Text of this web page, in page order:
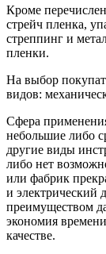
Кроме
стрейч пленка,
стреппинг и
пленки.
На выбор
видов:
Сфера
небольшие либо
другие виды
либо нет
или фабрик
и электрический
преимуществом
экономия
качестве.